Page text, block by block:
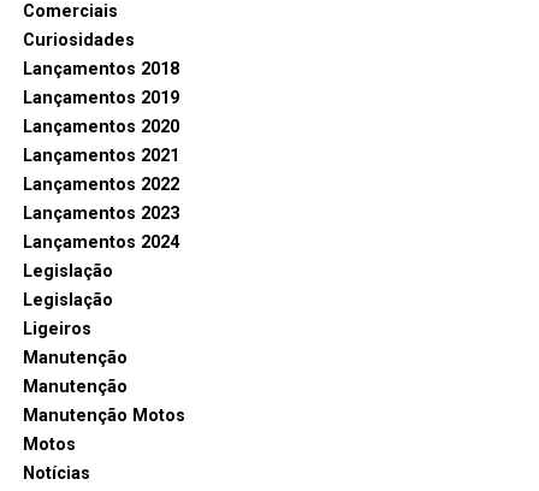
Comerciais
Curiosidades
Lançamentos 2018
Lançamentos 2019
Lançamentos 2020
Lançamentos 2021
Lançamentos 2022
Lançamentos 2023
Lançamentos 2024
Legislação
Legislação
Ligeiros
Manutenção
Manutenção
Manutenção Motos
Motos
Notícias